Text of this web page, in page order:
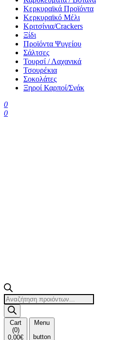
Κερκυραϊκά Προϊόντα
Κερκυραϊκό Μέλι
Κριτσίνια/Crackers
Ξίδι
Προϊόντα Ψυγείου
Σάλτσες
Τουρσί / Λαχανικά
Τσουρέκια
Σοκολάτες
Ξηροί Καρποί/Σνάκ
0
0
Products
search
Cart
(0)
0,00€
Menu
button